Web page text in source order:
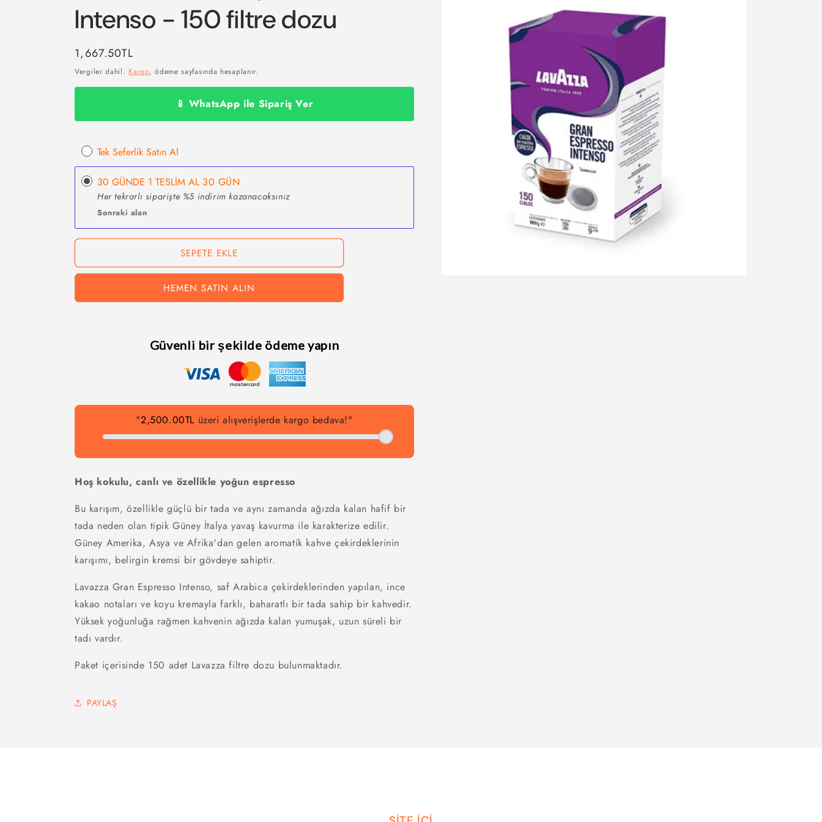
Intenso - 150 filtre dozu
Normal
fiyat
1,667.50TL
Vergiler dahil. Kargo, ödeme sayfasında hesaplanır.
📱 WhatsApp ile Sipariş Ver
Tek Seferlik Satın Al
30 GÜNDE 1 TESLİM AL 30 GÜN
Her tekrarlı siparişte %5 indirim kazanacaksınız
Sonraki alan
SEPETE EKLE
HEMEN SATIN ALIN
Güvenli bir şekilde ödeme yapın
"2,500.00TL üzeri alışverişlerde kargo bedava!"
Hoş kokulu, canlı ve özellikle yoğun espresso
Bu karışım, özellikle güçlü bir tada ve aynı zamanda ağızda kalan hafif bir
tada neden olan tipik Güney İtalya yavaş kavurma ile karakterize edilir.
Güney Amerika, Asya ve Afrika'dan gelen aromatik kahve çekirdeklerinin
karışımı, belirgin kremsi bir gövdeye sahiptir.
Lavazza Gran Espresso Intenso, saf Arabica çekirdeklerinden yapılan, ince
kakao notaları ve koyu kremayla farklı, baharatlı bir tada sahip bir kahvedir.
Yüksek yoğunluğa rağmen kahvenin ağızda kalan yumuşak, uzun süreli bir
tadı vardır.
Paket içerisinde 150 adet Lavazza filtre dozu bulunmaktadır.
PAYLAŞ